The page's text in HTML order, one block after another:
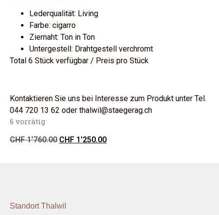
Lederqualität: Living
Farbe: cigarro
Ziernaht: Ton in Ton
Untergestell: Drahtgestell verchromt
Total 6 Stück verfügbar / Preis pro Stück
Kontaktieren Sie uns bei Interesse zum Produkt unter Tel.
044 720 13 62 oder thalwil@staegerag.ch
6 vorrätig
CHF1'760.00 CHF 1'250.00
Standort Thalwil